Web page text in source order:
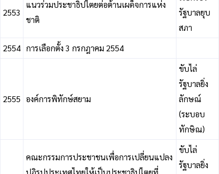
2553
แนวร่วมประชาธิปไตยต่อต้านเผด็จการแห่ง
ชาติ
รัฐบาลยุบ
สภา
2554 การเลือกตั้ง 3 กรกฎาคม 2554
2555 องค์การพิทักษ์สยาม
ขับไล่
รัฐบาลยิ่ง
ลักษณ์
(ระบอบ
ทักษิณ)
คณะกรรมการประชาชนเพื่อการเปลี่ยนแปลง
ขับไล่
รัฐบาลยิ่ง